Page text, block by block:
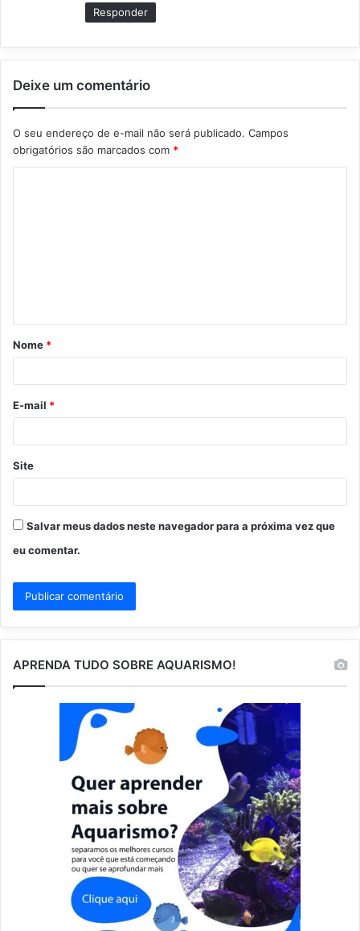
Responder
Deixe um comentário
O seu endereço de e-mail não será publicado. Campos
obrigatórios são marcados com *
á
r
*
Nome *
E-mail *
Site
Salvar meus dados neste navegador para a próxima vez que
eu comentar.
APRENDA TUDO SOBRE AQUARISMO!